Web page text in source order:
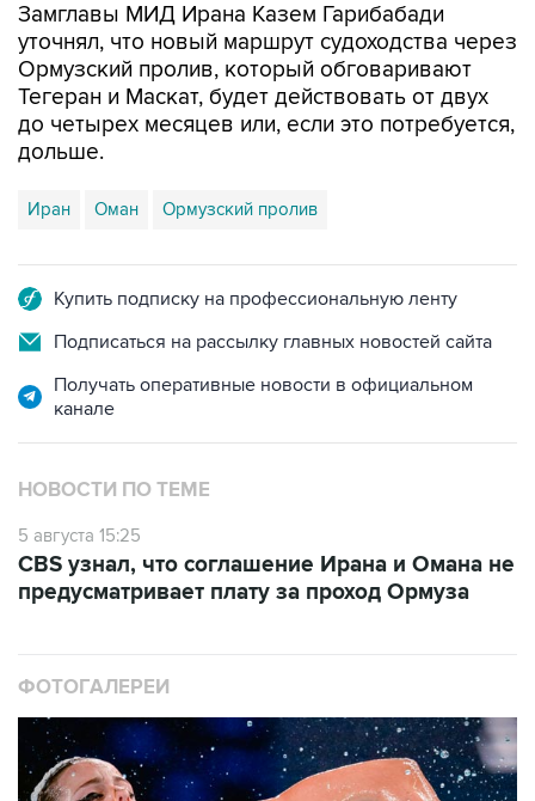
Замглавы МИД Ирана Казем Гарибабади
уточнял, что новый маршрут судоходства через
Ормузский пролив, который обговаривают
Тегеран и Маскат, будет действовать от двух
до четырех месяцев или, если это потребуется,
дольше.
Иран Оман Ормузский пролив
Купить подписку на профессиональную ленту
Подписаться на рассылку главных новостей сайта
Получать оперативные новости в официальном
канале
НОВОСТИ ПО ТЕМЕ
5 августа 15:25
CBS узнал, что соглашение Ирана и Омана не
предусматривает плату за проход Ормуза
ФОТОГАЛЕРЕИ